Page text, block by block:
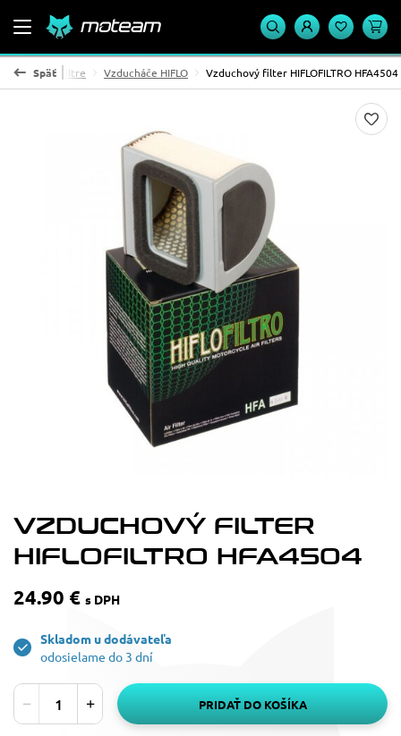
Späť
Vzduchové filtre Vzducháče HIFLO Vzduchový filter HIFLOFILTRO HFA4504
VZDUCHOVÝ FILTER
HIFLOFILTRO HFA4504
24.90 € s DPH
Skladom u dodávateľa
odosielame do 3 dní
PRIDAŤ DO KOŠÍKA